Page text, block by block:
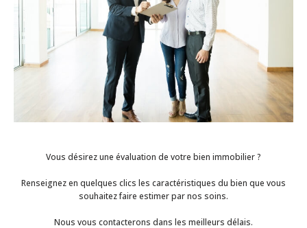
Vous désirez une évaluation de votre bien immobilier ?
Renseignez en quelques clics les caractéristiques du bien que vous
souhaitez faire estimer par nos soins.
Nous vous contacterons dans les meilleurs délais.